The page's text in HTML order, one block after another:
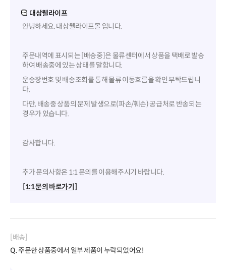
대상웰라이프
안녕하세요. 대상웰라이프몰 입니다.
주문내역에 표시되는 [배송중]은 물류센터에서 상품을 택배로 발송
하여 배송중에 있는 상태를 말합니다.
운송장번호 및 배송조회를 통해 물류 이동흐름을 확인 부탁드립니
다.
다만, 배송중 상품의 문제 발생으로(파손/훼손) 공급처로 반송되는
경우가 있습니다.
감사합니다.
추가 문의사항은 1:1 문의를 이용해주시기 바랍니다.
[1:1 문의 바로가기]
[배송]
Q.주문한 상품중에서 일부 제품이 누락되었어요!